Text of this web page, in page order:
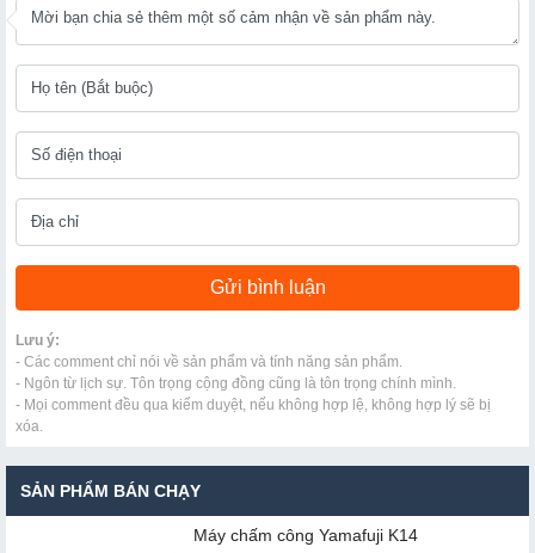
Lưu ý:
- Các comment chỉ nói về sản phẩm và tính năng sản phẩm.
- Ngôn từ lịch sự. Tôn trọng cộng đồng cũng là tôn trọng chính mình.
- Mọi comment đều qua kiểm duyệt, nếu không hợp lệ, không hợp lý sẽ bị
xóa.
SẢN PHẨM BÁN CHẠY
Máy chấm cô​ng Yamafuji K14